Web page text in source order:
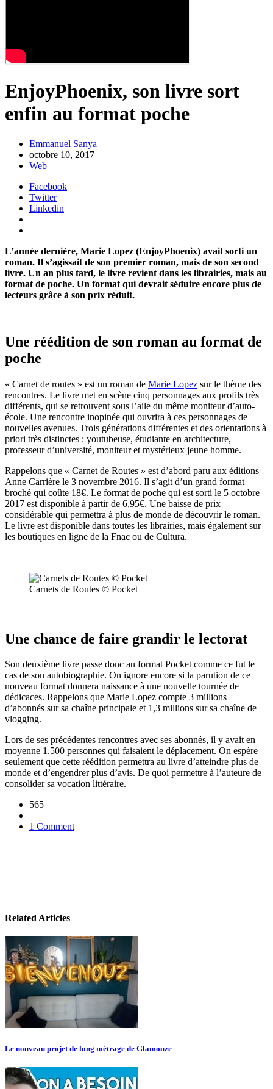
EnjoyPhoenix, son livre sort
enfin au format poche
Emmanuel Sanya
octobre 10, 2017
Web
Facebook
Twitter
Linkedin
L’année dernière, Marie Lopez (EnjoyPhoenix) avait sorti un
roman. Il s’agissait de son premier roman, mais de son second
livre. Un an plus tard, le livre revient dans les librairies, mais au
format de poche. Un format qui devrait séduire encore plus de
lecteurs grâce à son prix réduit.
Une réédition de son roman au format de
poche
« Carnet de routes » est un roman de Marie Lopez sur le thème des
rencontres. Le livre met en scène cinq personnages aux profils très
différents, qui se retrouvent sous l’aile du même moniteur d’auto-
école. Une rencontre inopinée qui ouvrira à ces personnages de
nouvelles avenues. Trois générations différentes et des orientations à
priori très distinctes : youtubeuse, étudiante en architecture,
professeur d’université, moniteur et mystérieux jeune homme.
Rappelons que « Carnet de Routes » est d’abord paru aux éditions
Anne Carrière le 3 novembre 2016. Il s’agit d’un grand format
broché qui coûte 18€. Le format de poche qui est sorti le 5 octobre
2017 est disponible à partir de 6,95€. Une baisse de prix
considérable qui permettra à plus de monde de découvrir le roman.
Le livre est disponible dans toutes les librairies, mais également sur
les boutiques en ligne de la Fnac ou de Cultura.
Carnets de Routes © Pocket
Une chance de faire grandir le lectorat
Son deuxième livre passe donc au format Pocket comme ce fut le
cas de son autobiographie. On ignore encore si la parution de ce
nouveau format donnera naissance à une nouvelle tournée de
dédicaces. Rappelons que Marie Lopez compte 3 millions
d’abonnés sur sa chaîne principale et 1,3 millions sur sa chaîne de
vlogging.
Lors de ses précédentes rencontres avec ses abonnés, il y avait en
moyenne 1.500 personnes qui faisaient le déplacement. On espère
seulement que cette réédition permettra au livre d’atteindre plus de
monde et d’engendrer plus d’avis. De quoi permettre à l’auteure de
consolider sa vocation littéraire.
565
1 Comment
Related Articles
Le nouveau projet de long métrage de Glamouze